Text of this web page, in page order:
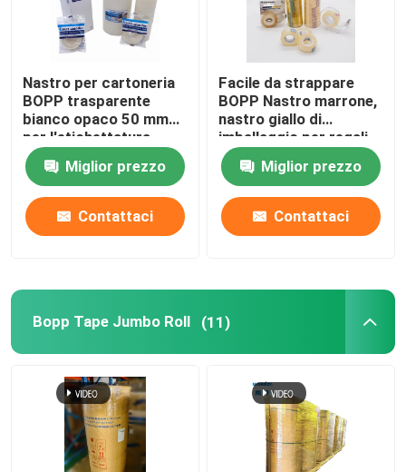
Nastro protettivo adesivo
nastri adesivi in PVC
Kraft di nastro di carta
Dispenser per tagliare nastro
Nastro per cartoneria
BOPP trasparente
bianco opaco 50 mm
per l'etichettatura
Miglior prezzo
Contattaci
Facile da strappare
BOPP Nastro marrone,
nastro giallo di
imballaggio per regali
Miglior prezzo
Contattaci
Bopp Tape Jumbo Roll (11)